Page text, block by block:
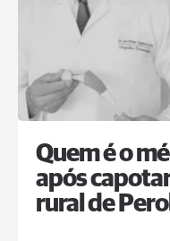
Quem é o
após
rural de